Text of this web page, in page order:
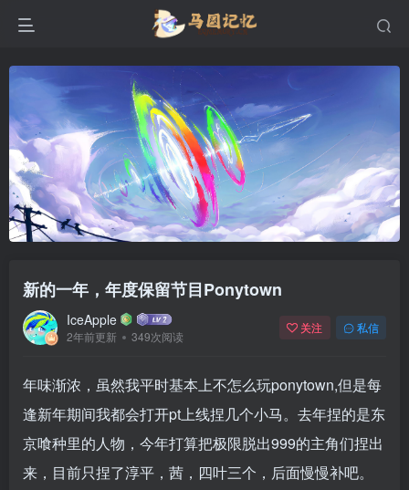
新的一年，年度保留节目Ponytown
IceApple
2年前更新 349次阅读
关注 私信
年味渐浓，虽然我平时基本上不怎么玩ponytown,但是每
逢新年期间我都会打开pt上线捏几个小马。去年捏的是东
京喰种里的人物，今年打算把极限脱出999的主角们捏出
来，目前只捏了淳平，茜，四叶三个，后面慢慢补吧。